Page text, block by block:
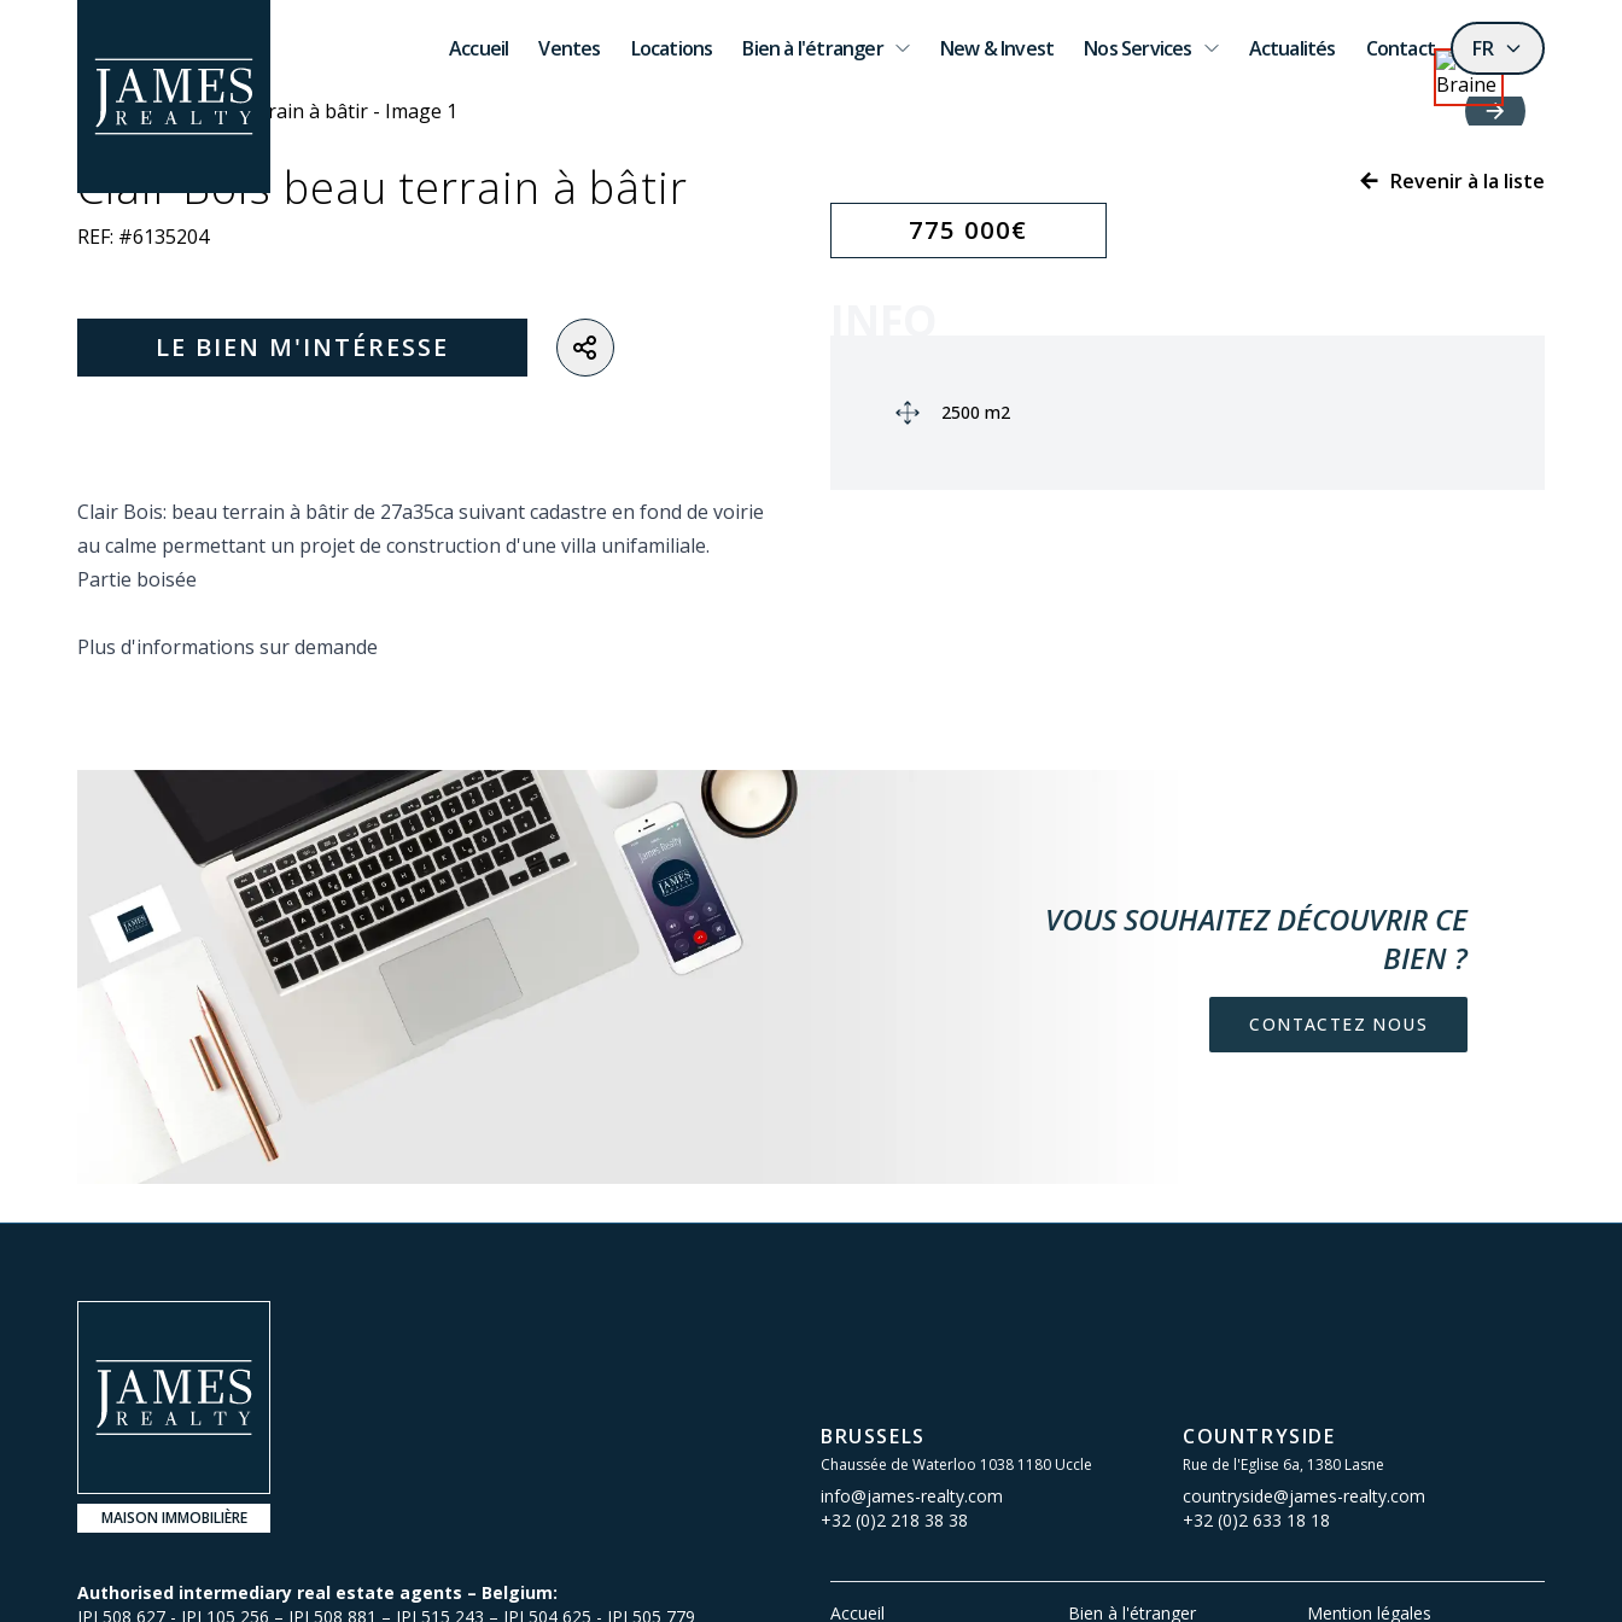
Accueil
Ventes Locations Bien à l'étranger New & Invest Nos Services Actualités Contact FR
Clair Bois beau terrain à bâtir
REF: #6135204
LE BIEN M'INTÉRESSE
Revenir à la liste
775 000€
Ground area:
2500 m2
Clair Bois: beau terrain à bâtir de 27a35ca suivant cadastre en fond de voirie
au calme permettant un projet de construction d'une villa unifamiliale.
Partie boisée
Plus d'informations sur demande
VOUS SOUHAITEZ DÉCOUVRIR CE
BIEN ?
CONTACTEZ NOUS
MAISON IMMOBILIÈRE
BRUSSELS
Chaussée de Waterloo 1038 1180 Uccle
info@james-realty.com
+32 (0)2 218 38 38
COUNTRYSIDE
Rue de l'Eglise 6a, 1380 Lasne
countryside@james-realty.com
+32 (0)2 633 18 18
Authorised intermediary real estate agents – Belgium:
IPI 508 627 - IPI 105 256 – IPI 508 881 – IPI 515 243 – IPI 504 625 - IPI 505 779
Accueil Bien à l'étranger Mention légales